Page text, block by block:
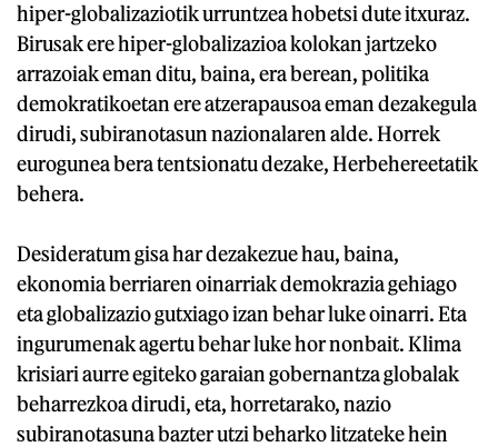
hiper-globalizaziotik urruntzea hobetsi dute itxuraz.
Birusak ere hiper-globalizazioa kolokan jartzeko
arrazoiak eman ditu, baina, era berean, politika
demokratikoetan ere atzerapausoa eman dezakegula
dirudi, subiranotasun nazionalaren alde. Horrek
eurogunea bera tentsionatu dezake, Herbehereetatik
behera.
Desideratum gisa har dezakezue hau, baina,
ekonomia berriaren oinarriak demokrazia gehiago
eta globalizazio gutxiago izan behar luke oinarri. Eta
ingurumenak agertu behar luke hor nonbait. Klima
krisiari aurre egiteko garaian gobernantza globalak
beharrezkoa dirudi, eta, horretarako, nazio
subiranotasuna bazter utzi beharko litzateke hein